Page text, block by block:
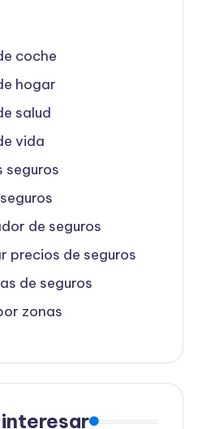
coche
hogar
salud
vida
seguros
de seguros
precios de seguros
de seguros
zonas